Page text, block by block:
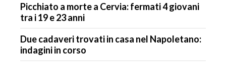
Picchiato a morte a Cervia: fermati 4 giovani
tra i 19 e 23 anni
Due cadaveri trovati in casa nel Napoletano:
indagini in corso